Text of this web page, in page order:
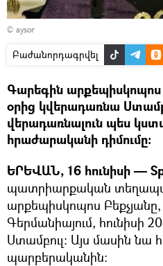
© aysor
Բաժանորդագրվել
Գարեգին արքեպիսկոպոս
օրից կվերադառնա
վերադառնալուն պես
հրաժարականի դիմումը։
ԵՐԵՎԱՆ, 16 հունիսի —
պատրիարքական
արքեպիսկոպոս Բեքչյանը,
Գերմանիայում, հունիսի
Ստամբուլ: Այս մասին նա
պարբերականին: